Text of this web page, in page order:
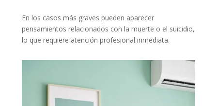
En los casos más graves pueden aparecer
pensamientos relacionados con la muerte o el suicidio,
lo que requiere atención profesional inmediata.